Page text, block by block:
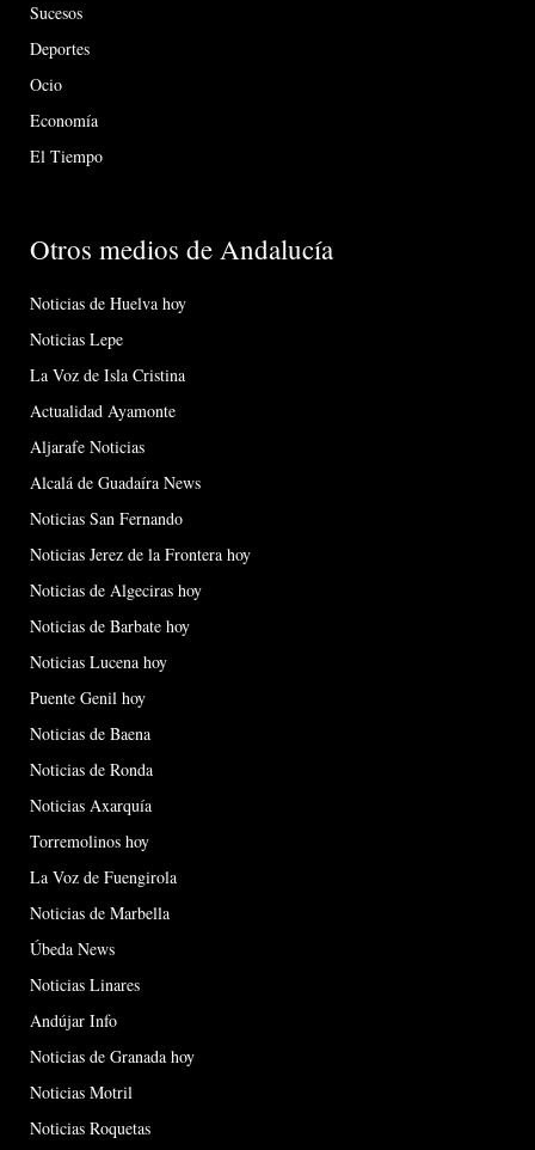
Sucesos
Deportes
Ocio
Economía
El Tiempo
Otros medios de Andalucía
Noticias de Huelva hoy
Noticias Lepe
La Voz de Isla Cristina
Actualidad Ayamonte
Aljarafe Noticias
Alcalá de Guadaíra News
Noticias San Fernando
Noticias Jerez de la Frontera hoy
Noticias de Algeciras hoy
Noticias de Barbate hoy
Noticias Lucena hoy
Puente Genil hoy
Noticias de Baena
Noticias de Ronda
Noticias Axarquía
Torremolinos hoy
La Voz de Fuengirola
Noticias de Marbella
Úbeda News
Noticias Linares
Andújar Info
Noticias de Granada hoy
Noticias Motril
Noticias Roquetas